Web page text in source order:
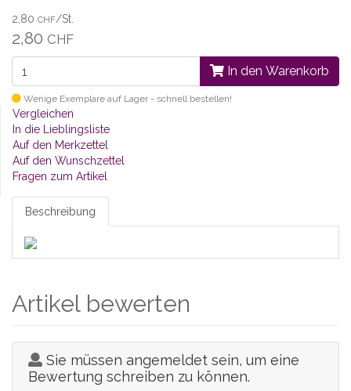
2,80 CHF/St.
2,80 CHF
In den Warenkorb
Wenige Exemplare auf Lager - schnell bestellen!
Vergleichen
In die Lieblingsliste
Auf den Merkzettel
Auf den Wunschzettel
Fragen zum Artikel
Beschreibung
Artikel bewerten
Sie müssen angemeldet sein, um eine
Bewertung schreiben zu können.